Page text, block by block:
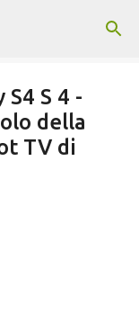
S 4 -
della
TV di